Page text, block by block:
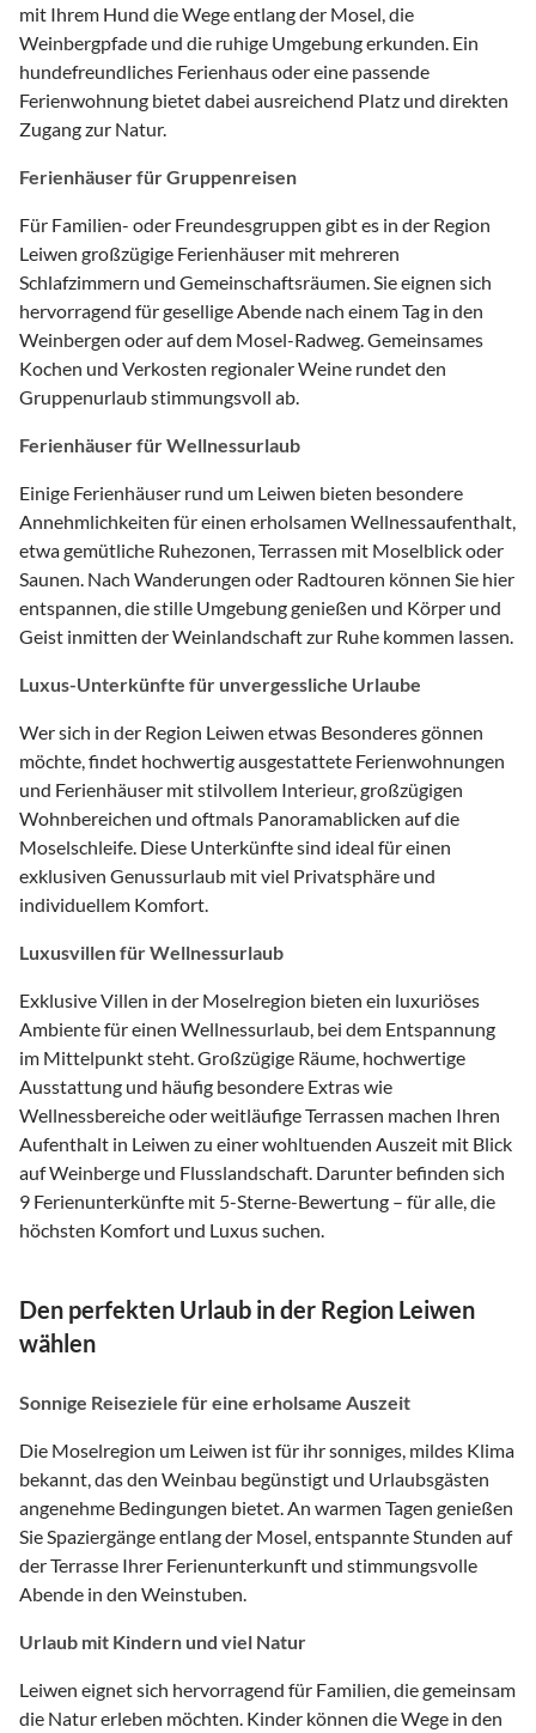
mit Ihrem Hund die Wege entlang der Mosel, die
Weinbergpfade und die ruhige Umgebung erkunden. Ein
hundefreundliches Ferienhaus oder eine passende
Ferienwohnung bietet dabei ausreichend Platz und direkten
Zugang zur Natur.
Ferienhäuser für Gruppenreisen
Für Familien- oder Freundesgruppen gibt es in der Region
Leiwen großzügige Ferienhäuser mit mehreren
Schlafzimmern und Gemeinschaftsräumen. Sie eignen sich
hervorragend für gesellige Abende nach einem Tag in den
Weinbergen oder auf dem Mosel-Radweg. Gemeinsames
Kochen und Verkosten regionaler Weine rundet den
Gruppenurlaub stimmungsvoll ab.
Ferienhäuser für Wellnessurlaub
Einige Ferienhäuser rund um Leiwen bieten besondere
Annehmlichkeiten für einen erholsamen Wellnessaufenthalt,
etwa gemütliche Ruhezonen, Terrassen mit Moselblick oder
Saunen. Nach Wanderungen oder Radtouren können Sie hier
entspannen, die stille Umgebung genießen und Körper und
Geist inmitten der Weinlandschaft zur Ruhe kommen lassen.
Luxus-Unterkünfte für unvergessliche Urlaube
Wer sich in der Region Leiwen etwas Besonderes gönnen
möchte, findet hochwertig ausgestattete Ferienwohnungen
und Ferienhäuser mit stilvollem Interieur, großzügigen
Wohnbereichen und oftmals Panoramablicken auf die
Moselschleife. Diese Unterkünfte sind ideal für einen
exklusiven Genussurlaub mit viel Privatsphäre und
individuellem Komfort.
Luxusvillen für Wellnessurlaub
Exklusive Villen in der Moselregion bieten ein luxuriöses
Ambiente für einen Wellnessurlaub, bei dem Entspannung
im Mittelpunkt steht. Großzügige Räume, hochwertige
Ausstattung und häufig besondere Extras wie
Wellnessbereiche oder weitläufige Terrassen machen Ihren
Aufenthalt in Leiwen zu einer wohltuenden Auszeit mit Blick
auf Weinberge und Flusslandschaft. Darunter befinden sich
9 Ferienunterkünfte mit 5-Sterne-Bewertung – für alle, die
höchsten Komfort und Luxus suchen.
Den perfekten Urlaub in der Region Leiwen
wählen
Sonnige Reiseziele für eine erholsame Auszeit
Die Moselregion um Leiwen ist für ihr sonniges, mildes Klima
bekannt, das den Weinbau begünstigt und Urlaubsgästen
angenehme Bedingungen bietet. An warmen Tagen genießen
Sie Spaziergänge entlang der Mosel, entspannte Stunden auf
der Terrasse Ihrer Ferienunterkunft und stimmungsvolle
Abende in den Weinstuben.
Urlaub mit Kindern und viel Natur
Leiwen eignet sich hervorragend für Familien, die gemeinsam
die Natur erleben möchten. Kinder können die Wege in den